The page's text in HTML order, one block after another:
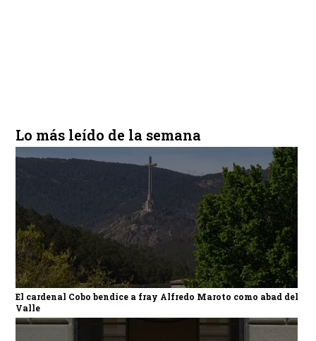
Lo más leído de la semana
El cardenal Cobo bendice a fray Alfredo Maroto como abad del
Valle